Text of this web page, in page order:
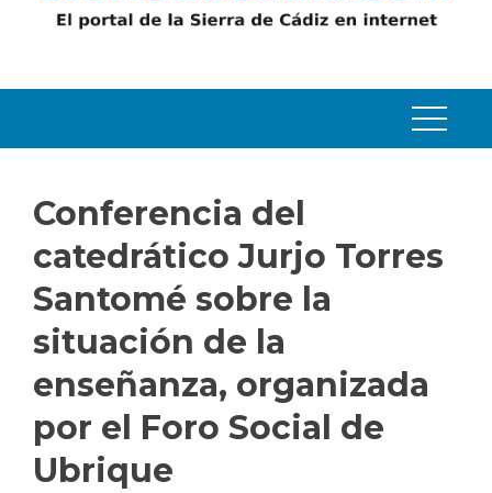
Conferencia del
catedrático Jurjo Torres
Santomé sobre la
situación de la
enseñanza, organizada
por el Foro Social de
Ubrique